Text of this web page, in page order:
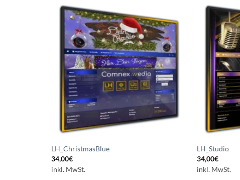
Auf die
Wunschliste
setzen
LH_ChristmasBlue
34,00€
inkl. MwSt.
LH_Studio
34,00€
inkl. MwSt.